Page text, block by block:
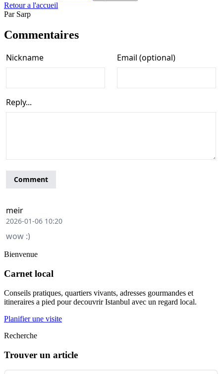
Retour a l'accueil
Par Sarp
Commentaires
Bienvenue
Carnet local
Conseils pratiques, quartiers vivants, adresses gourmandes et
itineraires a pied pour decouvrir Istanbul avec un regard local.
Planifier une visite
Recherche
Trouver un article